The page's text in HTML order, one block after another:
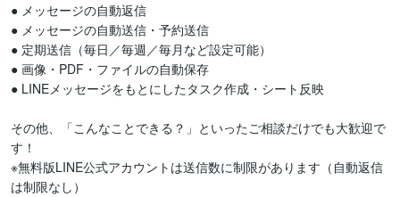
● メッセージの自動返信
● メッセージの自動送信・予約送信
● 定期送信（毎日／毎週／毎月など設定可能）
● 画像・PDF・ファイルの自動保存
● LINEメッセージをもとにしたタスク作成・シート反映
その他、「こんなことできる？」といったご相談だけでも大歓迎で
す！
※無料版LINE公式アカウントは送信数に制限があります（自動返信
は制限なし）